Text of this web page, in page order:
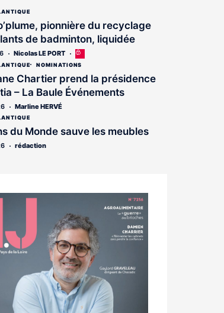
pionnière du recyclage
de badminton, liquidée
Nicolas LE PORT
Cet
article
réservé
aux
NOMINATIONS
Chartier prend la présidence
– La Baule Événements
Marline HERVÉ
du Monde sauve les meubles
rédaction